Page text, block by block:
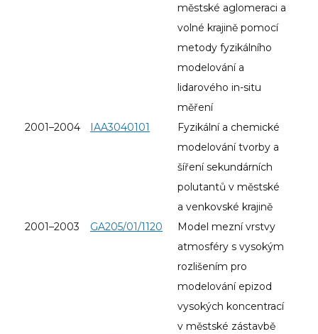
městské aglomeraci a
volné krajině pomocí
metody fyzikálního
modelování a
lidarového in-situ
měření
2001–2004
IAA3040101
Fyzikální a chemické
modelování tvorby a
šíření sekundárních
polutantů v městské
a venkovské krajině
2001–2003
GA205/01/1120
Model mezní vrstvy
atmosféry s vysokým
rozlišením pro
modelování epizod
vysokých koncentrací
v městské zástavbě